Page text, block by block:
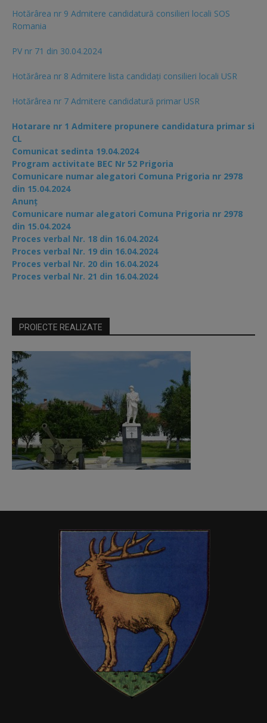
Hotărârea nr 9 Admitere candidatură consilieri locali SOS
Romania
PV nr 71 din 30.04.2024
Hotărârea nr 8 Admitere lista candidaţi consilieri locali USR
Hotărârea nr 7 Admitere candidatură primar USR
Hotarare nr 1 Admitere propunere candidatura primar si
CL
Comunicat sedinta 19.04.2024
Program activitate BEC Nr 52 Prigoria
Comunicare numar alegatori Comuna Prigoria nr 2978
din 15.04.2024
Anunț
Comunicare numar alegatori Comuna Prigoria nr 2978
din 15.04.2024
Proces verbal Nr. 18 din 16.04.2024
Proces verbal Nr. 19 din 16.04.2024
Proces verbal Nr. 20 din 16.04.2024
Proces verbal Nr. 21 din 16.04.2024
PROIECTE REALIZATE